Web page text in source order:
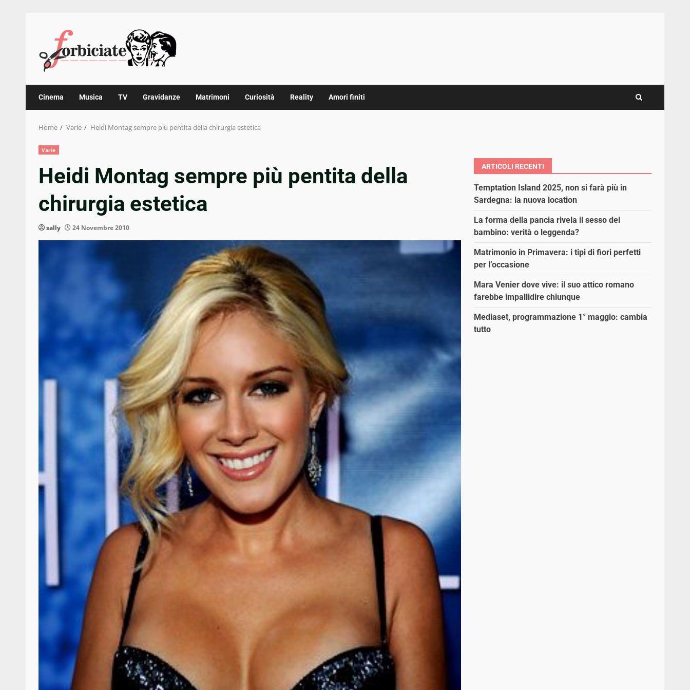
content
Cinema Musica TV Gravidanze Matrimoni Curiosità Reality Amori finiti
Home Varie Heidi Montag sempre più pentita della chirurgia estetica
Varie
Heidi Montag sempre più pentita della
chirurgia estetica
sally 24 Novembre 2010
ARTICOLI RECENTI
Temptation Island 2025, non si farà più in
Sardegna: la nuova location
La forma della pancia rivela il sesso del
bambino: verità o leggenda?
Matrimonio in Primavera: i tipi di fiori perfetti
per l’occasione
Mara Venier dove vive: il suo attico romano
farebbe impallidire chiunque
Mediaset, programmazione 1° maggio: cambia
tutto